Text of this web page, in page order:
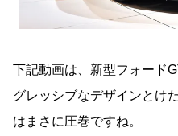
下記動画は、新型フォード
グレッシブなデザインとけ
はまさに圧巻ですね。